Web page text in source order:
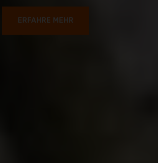
REPLICA